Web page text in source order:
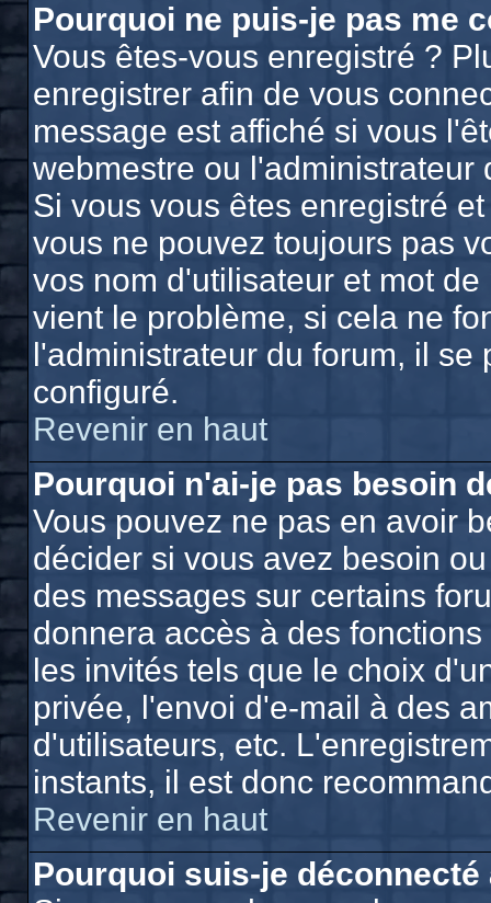
Pourquoi ne puis-je pas me
Vous êtes-vous enregistré ?
enregistrer afin de vous
message est affiché si vous
webmestre ou l'administrateur
Si vous vous êtes enregistré
vous ne pouvez toujours pas
vos nom d'utilisateur et mot
vient le problème, si cela ne
l'administrateur du forum, il se
configuré.
Revenir en haut
Pourquoi n'ai-je pas besoin
Vous pouvez ne pas en avoir
décider si vous avez besoin
des messages sur certains
donnera accès à des
les invités tels que le choix
privée, l'envoi d'e-mail à des
d'utilisateurs, etc.
instants, il est donc
Revenir en haut
Pourquoi suis-je